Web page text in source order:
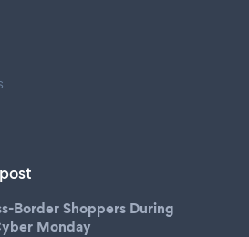
Border Shoppers During
Monday